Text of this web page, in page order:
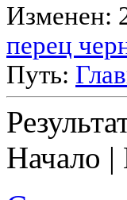
Изменен:
перец
Путь:
Начало |